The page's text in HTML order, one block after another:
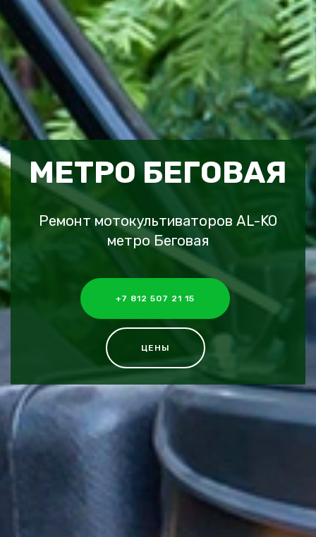
МЕТРО БЕГОВАЯ
Ремонт мотокультиваторов AL-KO
метро Беговая
+7 812 507 21 15
ЦЕНЫ